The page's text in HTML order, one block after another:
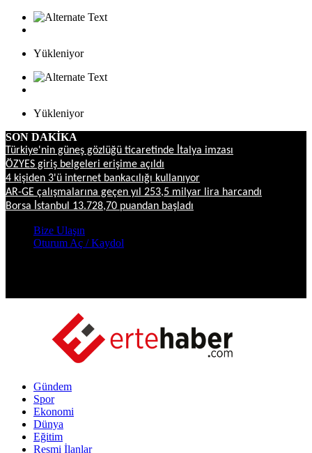
Yükleniyor
Yükleniyor
SON DAKİKA
Türkiye'nin güneş gözlüğü ticaretinde İtalya imzası
ÖZYES giriş belgeleri erişime açıldı
4 kişiden 3'ü internet bankacılığı kullanıyor
AR-GE çalışmalarına geçen yıl 253,5 milyar lira harcandı
Borsa İstanbul 13.728,70 puandan başladı
Bize Ulaşın
Oturum Aç / Kaydol
Gündem
Spor
Ekonomi
Dünya
Eğitim
Resmi İlanlar